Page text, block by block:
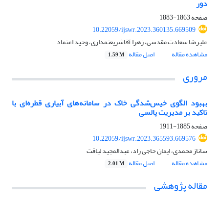
دور
صفحه1863-1883
10.22059/ijswr.2023.360135.669509
علیرضا سعادت مقدسی، زهرا آقاشریعتمداری، وحید اعتماد
مشاهده مقاله
اصل مقاله 1.59 M
مروری
بهبود الگوی خیس‌شدگی خاک در سامانه‌های آبیاری قطره‌ای با
تاکید بر مدیریت پالسی
صفحه1885-1911
10.22059/ijswr.2023.365593.669576
ساناز محمدی، ایمان حاجی راد، عبدالمجید لیاقت
مشاهده مقاله
اصل مقاله 2.01 M
مقاله پژوهشی